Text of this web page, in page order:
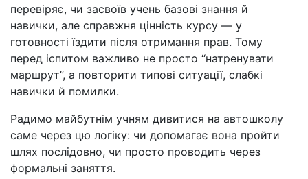
перевіряє, чи засвоїв учень базові знання й
навички, але справжня цінність курсу — у
готовності їздити після отримання прав. Тому
перед іспитом важливо не просто “натренувати
маршрут”, а повторити типові ситуації, слабкі
навички й помилки.
Радимо майбутнім учням дивитися на автошколу
саме через цю логіку: чи допомагає вона пройти
шлях послідовно, чи просто проводить через
формальні заняття.